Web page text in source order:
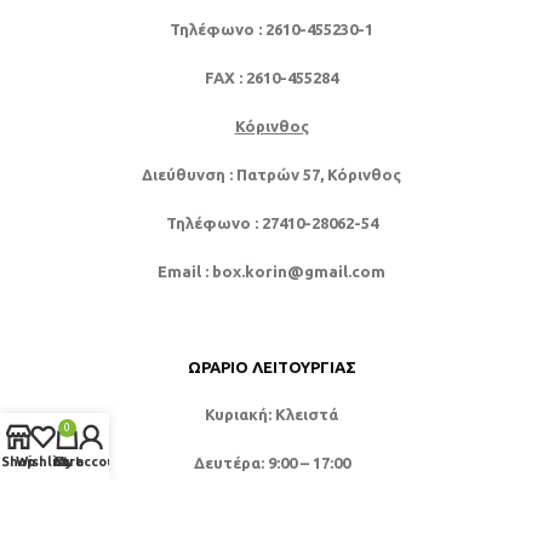
Τηλέφωνο : 2610-455230-1
FAX : 2610-455284
Κόρινθος
Διεύθυνση : Πατρών 57, Κόρινθος
Τηλέφωνο : 27410-28062-54
Email : box.korin@gmail.com
ΩΡΆΡΙΟ ΛΕΙΤΟΥΡΓΊΑΣ
Κυριακή: Κλειστά
Δευτέρα: 9:00 – 17:00
Shop
Wishlist
0
Cart
My account